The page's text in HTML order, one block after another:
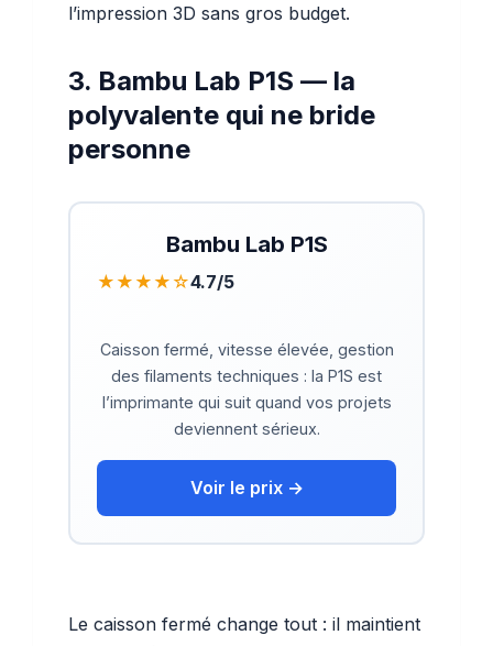
l’impression 3D sans gros budget.
3. Bambu Lab P1S — la
polyvalente qui ne bride
personne
Bambu Lab P1S
★★★★☆4.7/5
Caisson fermé, vitesse élevée, gestion
des filaments techniques : la P1S est
l’imprimante qui suit quand vos projets
deviennent sérieux.
Voir le prix →
Le caisson fermé change tout : il maintient